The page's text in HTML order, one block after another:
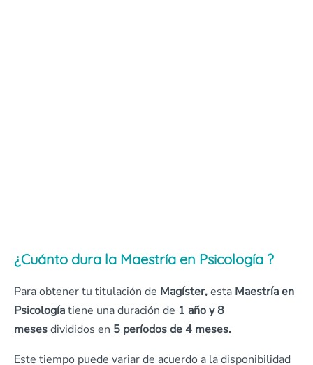
¿Cuánto dura la Maestría en Psicología ?
Para obtener tu titulación de Magíster,esta Maestría en
Psicologíatiene una duración de 1 año y 8
mesesdivididos en 5 períodos de 4 meses.
Este tiempo puede variar de acuerdo a la disponibilidad